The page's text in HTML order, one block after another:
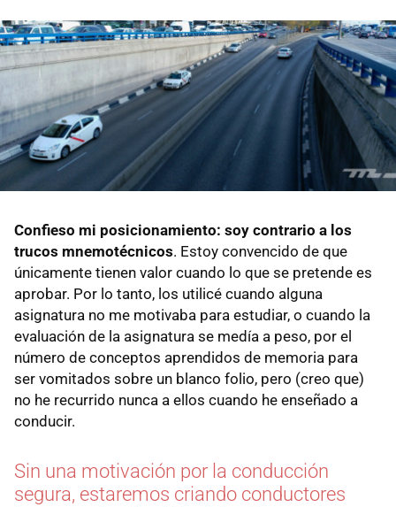
Confieso mi posicionamiento: soy contrario a los
trucos mnemotécnicos. Estoy convencido de que
únicamente tienen valor cuando lo que se pretende es
aprobar. Por lo tanto, los utilicé cuando alguna
asignatura no me motivaba para estudiar, o cuando la
evaluación de la asignatura se medía a peso, por el
número de conceptos aprendidos de memoria para
ser vomitados sobre un blanco folio, pero (creo que)
no he recurrido nunca a ellos cuando he enseñado a
conducir.
Sin una motivación por la conducción
segura, estaremos criando conductores